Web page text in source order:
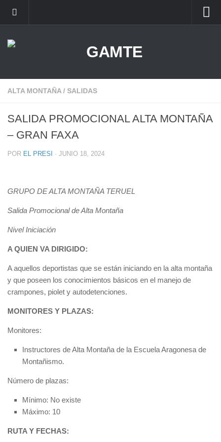
BTT
ALTA MONTAÑA / SALIDAS
SALIDA PROMOCIONAL ALTA MONTAÑA
– GRAN FAXA
POR EL PRESI · JUNIO 18, 2024
GRUPO DE ALTA MONTAÑA TERUEL
Salida Promocional de Alta Montaña
Nivel Iniciación
A QUIEN VA DIRIGIDO:
A aquellos deportistas que se están iniciando en la alta montaña
y que poseen los conocimientos básicos en el manejo de
crampones, piolet y autodetenciones.
MONITORES Y PLAZAS:
Monitores:
Instructores de Alta Montaña de la Escuela Aragonesa de
Montañismo.
Número de plazas:
Mínimo: No existe
Máximo: 10
RUTA Y FECHAS: